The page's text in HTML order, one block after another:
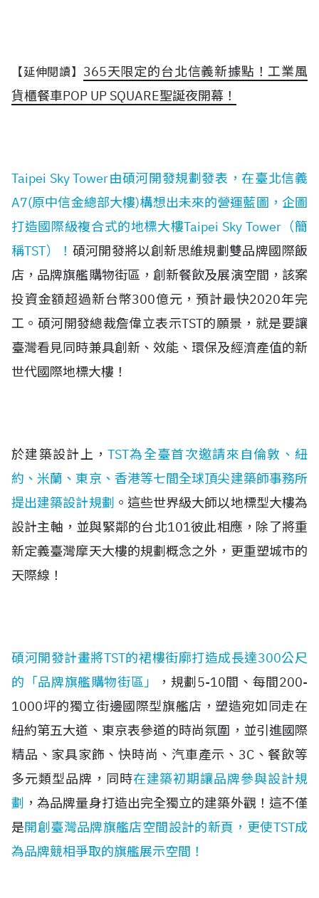
【延伸閱讀】 365天限定的台北信義新據點！工業風
貨櫃餐車POP UP SQUARE聖誕夜開幕！
Taipei Sky Tower由碩河開發規劃發表，在臺北信義
A7(原中信金總部大樓)構想出未來的營運藍圖，企圖
打造國際級複合式的地標大樓Taipei Sky Tower（簡
稱TST）！ 碩河開發將以創新思維規劃雙品牌國際飯
店，品牌旗艦購物街區，創新餐飲及展演空間，該案
投資金額超過新台幣300億元，預計最快2020年完
工。碩河開發總裁詹偉立表示TST的願景，就是要讓
臺灣看見同時兼具創新、效能、環保及經濟產值的新
世代國際地標大樓！
於建築設計上，TST為全臺首次邀請來自倫敦、紐
約、米蘭、東京、香港等七間全球頂尖建築師事務所
提出建築設計規劃 。這些世界級大師以地標型大樓為
設計主軸，並與緊鄰的台北101彼此相應，除了將重
新定義臺灣摩天大樓的規劃概念之外，更重塑城市的
天際線！
碩河開發計畫將TST的裙樓街廓打造成長達300公尺
的「品牌旗艦購物街區」
，規劃5-10間、每間200-
1000坪的獨立街邊國際型旗艦店，塑造宛如同走在
紐約第五大道、東京表參道的時尚氛圍，並引進國際
精品、家具家飾、快時尚、汽車產示、3C、餐飲等
多元類型品牌 ，同時在建築初期讓品牌參與設計規
劃 ，為品牌量身打造出完全獨立的建築外觀！這不僅
是開創臺灣品牌旗艦店空間設計的新頁，更使TST成
為品牌競相爭取的旗艦展示空間！